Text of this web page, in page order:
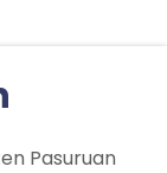
Pasuruan